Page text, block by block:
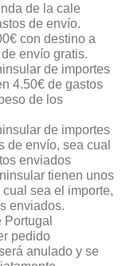
de la cale
de envío.
con destino a
envío gratis.
de importes
4.50€ de gastos
de los
de importes
de envío, sea cual
enviados
tienen unos
sea el importe,
enviados.
pedido
anulado y se